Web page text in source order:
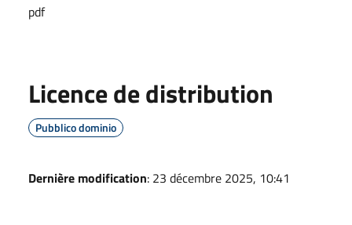
pdf
Licence de distribution
Pubblico dominio
Dernière modification: 23 décembre 2025, 10:41